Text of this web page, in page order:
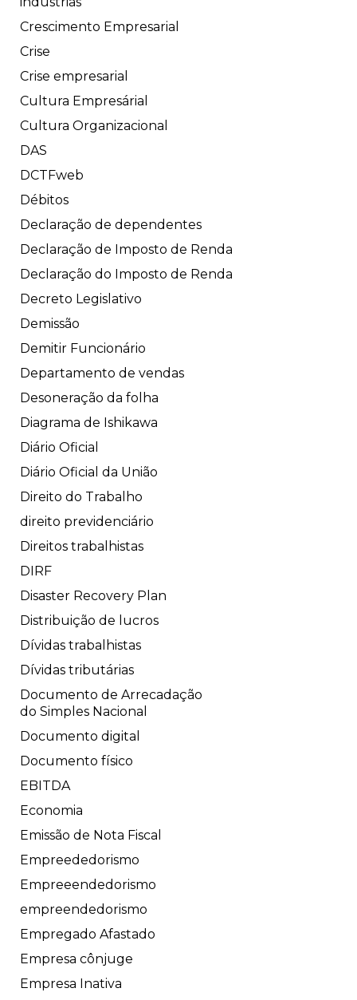
Crescimento Empresarial
Crise
Crise empresarial
Cultura Empresárial
Cultura Organizacional
DAS
DCTFweb
Débitos
Declaração de dependentes
Declaração de Imposto de Renda
Declaração do Imposto de Renda
Decreto Legislativo
Demissão
Demitir Funcionário
Departamento de vendas
Desoneração da folha
Diagrama de Ishikawa
Diário Oficial
Diário Oficial da União
Direito do Trabalho
direito previdenciário
Direitos trabalhistas
DIRF
Disaster Recovery Plan
Distribuição de lucros
Dívidas trabalhistas
Dívidas tributárias
Documento de Arrecadação
do Simples Nacional
Documento digital
Documento físico
EBITDA
Economia
Emissão de Nota Fiscal
Empreededorismo
Empreeendedorismo
empreendedorismo
Empregado Afastado
Empresa cônjuge
Empresa Inativa